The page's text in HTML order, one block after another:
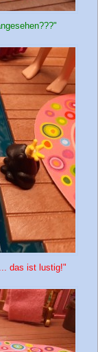
das ist lustig!"